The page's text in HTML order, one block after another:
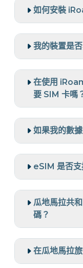
如何安裝
我的裝置是
在使用
要 SIM 卡嗎
如果我的數
eSIM 是否支
瓜地馬拉共
碼？
在瓜地馬拉